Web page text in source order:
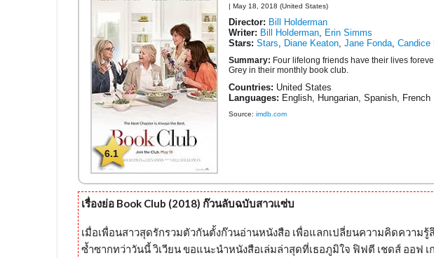
6.1
| May 18, 2018 (United States)
Director: Bill Holderman
Writer: Bill Holderman
Erin Simms
Stars: Stars Diane Keaton Jane Fonda Candice
Summary: Four lifelong friends have their lives
Grey in their monthly book club.
Countries: United States
Languages: English, Hungarian, Spanish, French
Source: imdb.com
เรื่องย่อ Book Club (2018) ก๊วนลับฉบับสาวแซ่บ
เมื่อเพื่อนสาวสุดรักรวมตัวกันตั้งก๊วนอ่านหนังสือ เพื่อแลกเปลี่ยนความคิดความรู้
ซ้ำซากทว่าวันนี้ วิเวียน ขอแนะนำหนังสือเล่มล่าสุดที่เธอภูมิใจ ฟิฟตี เชดส์ ออฟ เ